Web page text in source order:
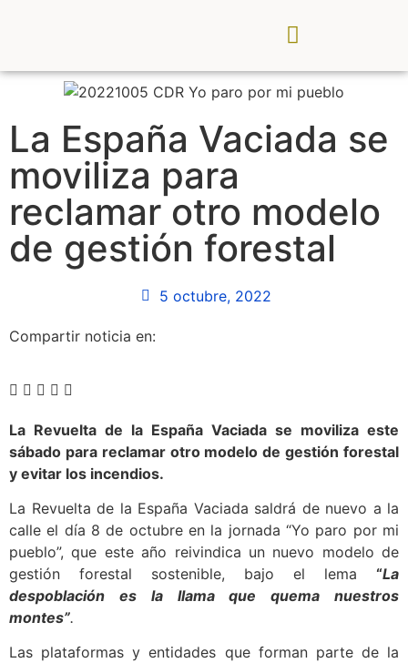
La España Vaciada se
moviliza para
reclamar otro modelo
de gestión forestal
5 octubre, 2022
Compartir noticia en:
La Revuelta de la España Vaciada se moviliza este
sábado para reclamar otro modelo de gestión forestal
y evitar los incendios.
La Revuelta de la España Vaciada saldrá de nuevo a la
calle el día 8 de octubre en la jornada “Yo paro por mi
pueblo”, que este año reivindica un nuevo modelo de
gestión forestal sostenible, bajo el lema “La
despoblación es la llama que quema nuestros
montes”.
Las plataformas y entidades que forman parte de la